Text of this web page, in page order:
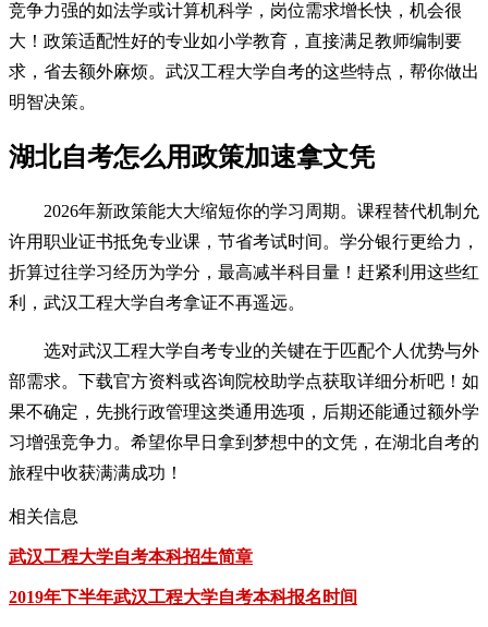
竞争力强的如法学或计算机科学，岗位需求增长快，机会很
大！政策适配性好的专业如小学教育，直接满足教师编制要
求，省去额外麻烦。武汉工程大学自考的这些特点，帮你做出
明智决策。
湖北自考怎么用政策加速拿文凭
2026年新政策能大大缩短你的学习周期。课程替代机制允
许用职业证书抵免专业课，节省考试时间。学分银行更给力，
折算过往学习经历为学分，最高减半科目量！赶紧利用这些红
利，武汉工程大学自考拿证不再遥远。
选对武汉工程大学自考专业的关键在于匹配个人优势与外
部需求。下载官方资料或咨询院校助学点获取详细分析吧！如
果不确定，先挑行政管理这类通用选项，后期还能通过额外学
习增强竞争力。希望你早日拿到梦想中的文凭，在湖北自考的
旅程中收获满满成功！
相关信息
武汉工程大学自考本科招生简章
2019年下半年武汉工程大学自考本科报名时间